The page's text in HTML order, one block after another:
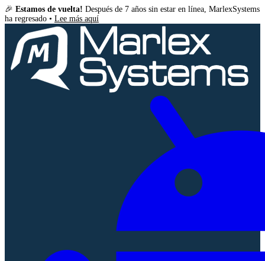
🎉 Estamos de vuelta! Después de 7 años sin estar en línea, MarlexSystems
ha regresado • Lee más aquí